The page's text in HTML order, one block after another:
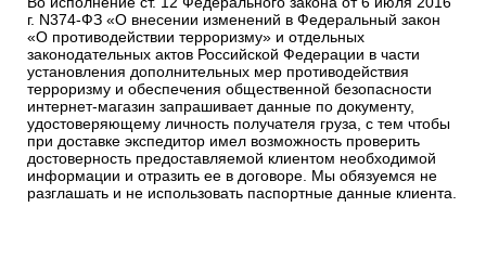
г. N374-ФЗ «О внесении изменений в Федеральный закон
«О противодействии терроризму» и отдельных
законодательных актов Российской Федерации в части
установления дополнительных мер противодействия
терроризму и обеспечения общественной безопасности
интернет-магазин запрашивает данные по документу,
удостоверяющему личность получателя груза, с тем чтобы
при доставке экспедитор имел возможность проверить
достоверность предоставляемой клиентом необходимой
информации и отразить ее в договоре. Мы обязуемся не
разглашать и не использовать паспортные данные клиента.